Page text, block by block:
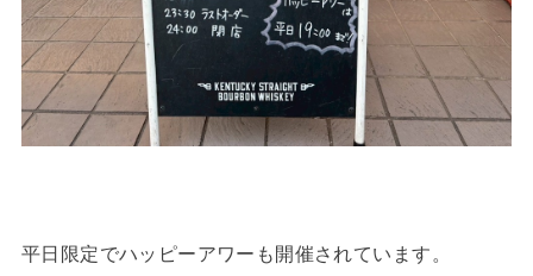
平日限定でハッピーアワーも開催されています。